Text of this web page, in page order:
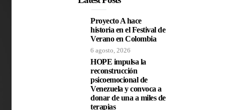
Proyecto A hace
historia en el Festival de
Verano en Colombia
6 agosto, 2026
HOPE impulsa la
reconstrucción
psicoemocional de
Venezuela y convoca a
donar de una a miles de
terapias